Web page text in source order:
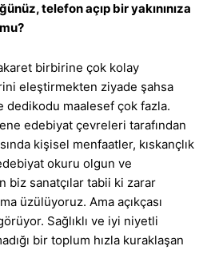
telefon açıp bir yakınınıza
birbirine çok kolay
eleştirmekten ziyade şahsa
dedikodu maalesef çok fazla.
edebiyat çevreleri tarafından
kişisel menfaatler, kıskançlık
okuru olgun ve
biz sanatçılar tabii ki zarar
üzülüyoruz. Ama açıkçası
Sağlıklı ve iyi niyetli
bir toplum hızla kuraklaşan